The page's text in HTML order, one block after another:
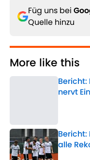
Füg uns bei
Quelle hinzu
More like this
nervt
alle